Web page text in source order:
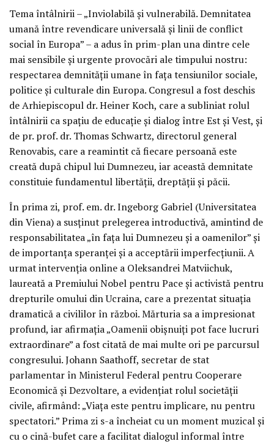
Tema întâlnirii – „Inviolabilă și vulnerabilă. Demnitatea
umană între revendicare universală și linii de conflict
social în Europa” – a adus în prim-plan una dintre cele
mai sensibile și urgente provocări ale timpului nostru:
respectarea demnității umane în fața tensiunilor sociale,
politice și culturale din Europa. Congresul a fost deschis
de Arhiepiscopul dr. Heiner Koch, care a subliniat rolul
întâlnirii ca spațiu de educație și dialog între Est și Vest, și
de pr. prof. dr. Thomas Schwartz, directorul general
Renovabis, care a reamintit că fiecare persoană este
creată după chipul lui Dumnezeu, iar această demnitate
constituie fundamentul libertății, dreptății și păcii.
În prima zi, prof. em. dr. Ingeborg Gabriel (Universitatea
din Viena) a susținut prelegerea introductivă, amintind de
responsabilitatea „în fața lui Dumnezeu și a oamenilor” și
de importanța speranței și a acceptării imperfecțiunii. A
urmat intervenția online a Oleksandrei Matviichuk,
laureată a Premiului Nobel pentru Pace și activistă pentru
drepturile omului din Ucraina, care a prezentat situația
dramatică a civililor în război. Mărturia sa a impresionat
profund, iar afirmația „Oamenii obișnuiți pot face lucruri
extraordinare” a fost citată de mai multe ori pe parcursul
congresului. Johann Saathoff, secretar de stat
parlamentar în Ministerul Federal pentru Cooperare
Economică și Dezvoltare, a evidențiat rolul societății
civile, afirmând: „Viața este pentru implicare, nu pentru
spectatori.” Prima zi s-a încheiat cu un moment muzical și
cu o cină-bufet care a facilitat dialogul informal între